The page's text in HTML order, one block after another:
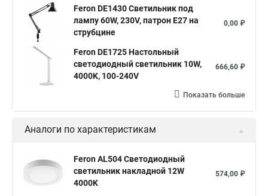
Feron DE1430 Светильник под
лампу 60W, 230V, патрон E27 на
струбцине
0,00 ₽
Feron DE1725 Настольный
светодиодный светильник 10W,
4000K, 100-240V
666,60 ₽
Показать больше
Аналоги по характеристикам
Feron AL504 Светодиодный
светильник накладной 12W
4000K
574,00 ₽